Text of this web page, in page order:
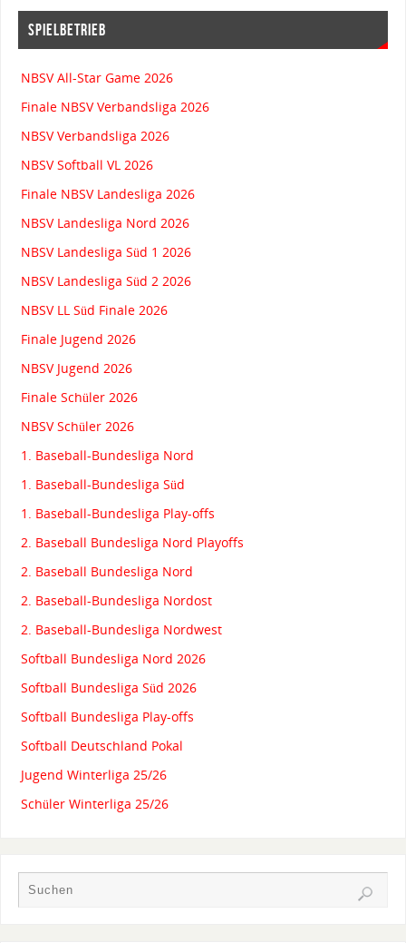
SPIELBETRIEB
NBSV All-Star Game 2026
Finale NBSV Verbandsliga 2026
NBSV Verbandsliga 2026
NBSV Softball VL 2026
Finale NBSV Landesliga 2026
NBSV Landesliga Nord 2026
NBSV Landesliga Süd 1 2026
NBSV Landesliga Süd 2 2026
NBSV LL Süd Finale 2026
Finale Jugend 2026
NBSV Jugend 2026
Finale Schüler 2026
NBSV Schüler 2026
1. Baseball-Bundesliga Nord
1. Baseball-Bundesliga Süd
1. Baseball-Bundesliga Play-offs
2. Baseball Bundesliga Nord Playoffs
2. Baseball Bundesliga Nord
2. Baseball-Bundesliga Nordost
2. Baseball-Bundesliga Nordwest
Softball Bundesliga Nord 2026
Softball Bundesliga Süd 2026
Softball Bundesliga Play-offs
Softball Deutschland Pokal
Jugend Winterliga 25/26
Schüler Winterliga 25/26